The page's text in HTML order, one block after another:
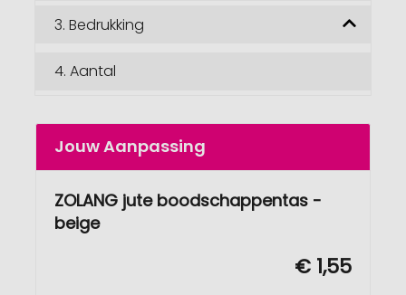
3. Bedrukking
4. Aantal
Jouw Aanpassing
ZOLANG jute boodschappentas -
beige
€ 1,55